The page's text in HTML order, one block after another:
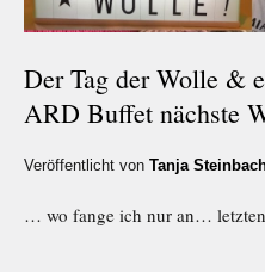
Der Tag der Wolle &
ARD Buffet nächste
Veröffentlicht von Tanja
… wo fange ich nur an…